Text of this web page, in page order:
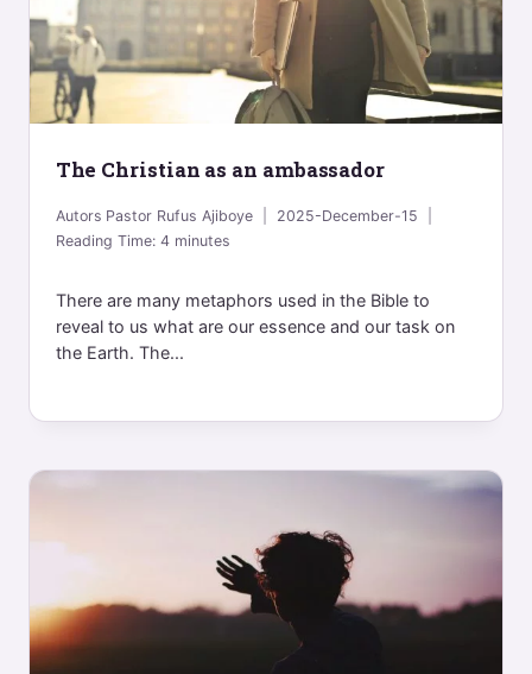
The Christian as an ambassador
Autors Pastor Rufus Ajiboye
2025-December-15
Reading Time:4 minutes
There are many metaphors used in the Bible to
reveal to us what are our essence and our task on
the Earth. The...